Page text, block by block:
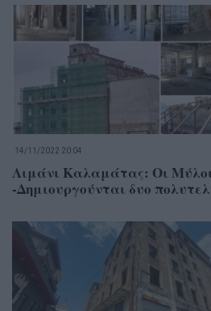
14/11/2022 20:04
Λιμάνι Καλαμάτας: Οι
-Δημιουργούνται δυο